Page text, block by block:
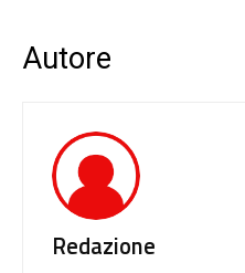
Autore
Redazione